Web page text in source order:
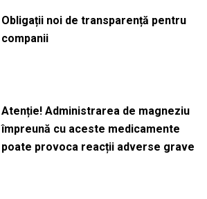
Obligații noi de transparență pentru
companii
Atenție! Administrarea de magneziu
împreună cu aceste medicamente
poate provoca reacții adverse grave